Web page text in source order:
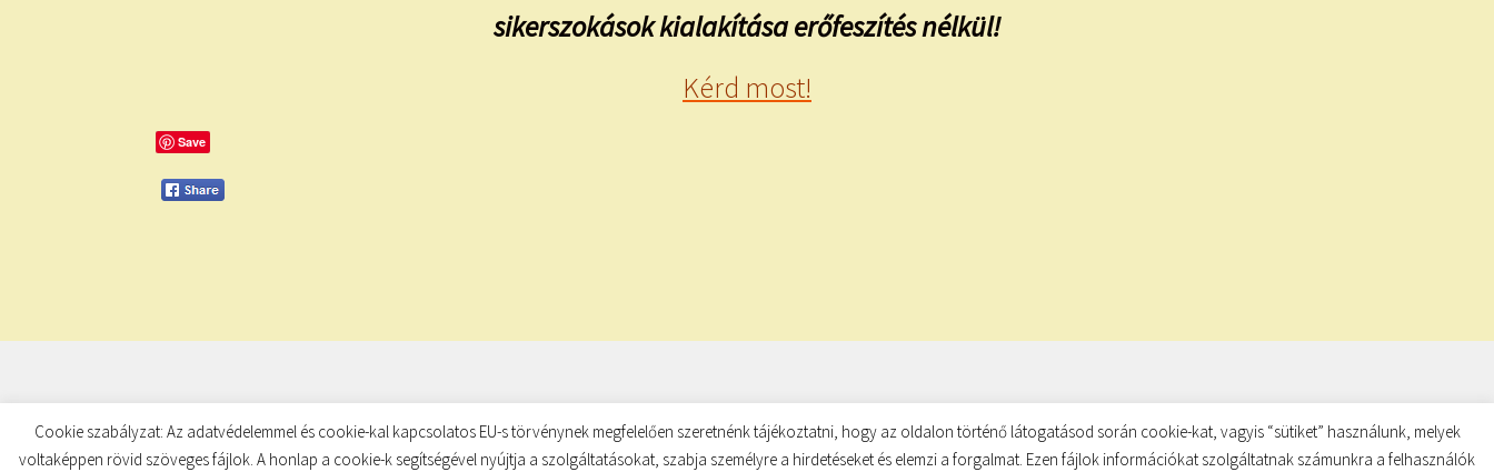
sikerszokások kialakítása erőfeszítés nélkül!
Kérd most!
Save
© TUDATKULCS 2026
Built with Storefront
Cookie szabályzat: Az adatvédelemmel és cookie-kal kapcsolatos EU-s törvénynek megfelelően szeretnénk tájékoztatni, hogy az oldalon történő látogatásod során cookie-kat, vagyis “sütiket” használunk, melyek
voltaképpen rövid szöveges fájlok. A honlap a cookie-k segítségével nyújtja a szolgáltatásokat, szabja személyre a hirdetéseket és elemzi a forgalmat. Ezen fájlok információkat szolgáltatnak számunkra a felhasználók